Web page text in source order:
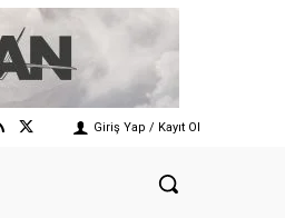
Giriş Yap / Kayıt Ol